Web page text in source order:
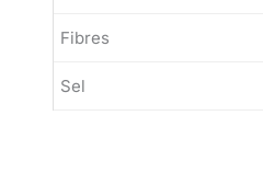
Fibres
Sel